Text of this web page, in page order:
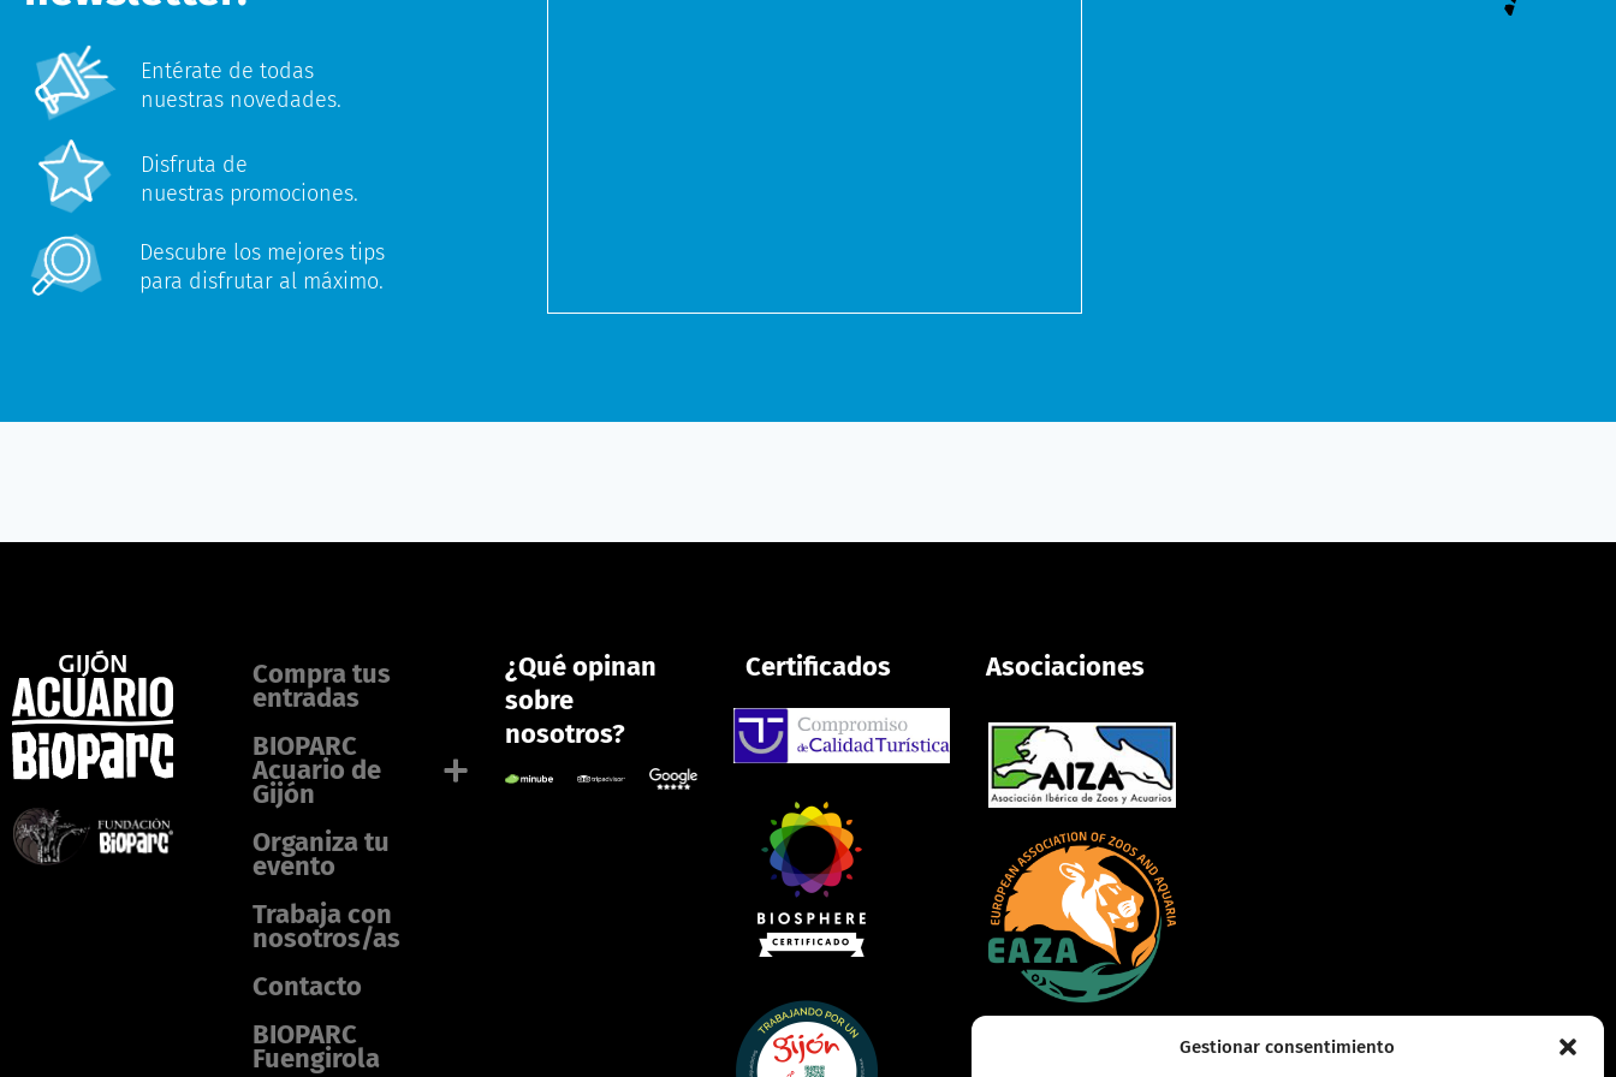
Gestionar consentimiento
Entérate de todas
nuestras novedades.
Disfruta de
nuestras promociones.
Descubre los mejores tips
para disfrutar al máximo.
Compra tus
entradas
BIOPARC
Acuario de
Gijón
Organiza tu
evento
Trabaja con
nosotros/as
Contacto
BIOPARC
Fuengirola
¿Qué opinan
sobre
nosotros?
Certificados Asociaciones